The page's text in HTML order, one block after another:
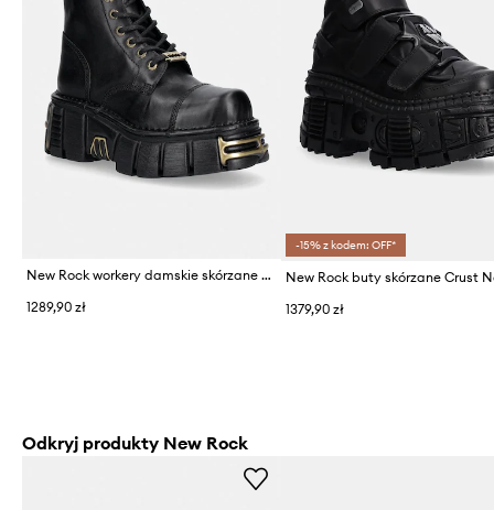
New Rock workery damskie skórzane CRUST NEGRO, TOWER NEGRO ORO VIEJO
1289,90 zł
-15% z kodem: OFF*
1379,90 zł
Odkryj produkty New Rock